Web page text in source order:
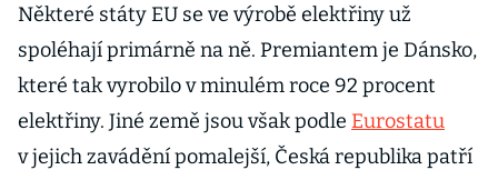
Některé státy EU se ve výrobě elektřiny už
spoléhají primárně na ně. Premiantem je Dánsko,
které tak vyrobilo v minulém roce 92 procent
elektřiny. Jiné země jsou však podle Eurostatu
v jejich zavádění pomalejší, Česká republika patří